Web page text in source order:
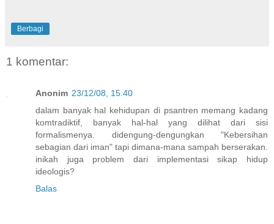
Berbagi
1 komentar:
Anonim 23/12/08, 15.40
dalam banyak hal kehidupan di psantren memang kadang
komtradiktif, banyak hal-hal yang dilihat dari sisi
formalismenya. didengung-dengungkan "Kebersihan
sebagian dari iman" tapi dimana-mana sampah berserakan.
inikah juga problem dari implementasi sikap hidup
ideologis?
Balas